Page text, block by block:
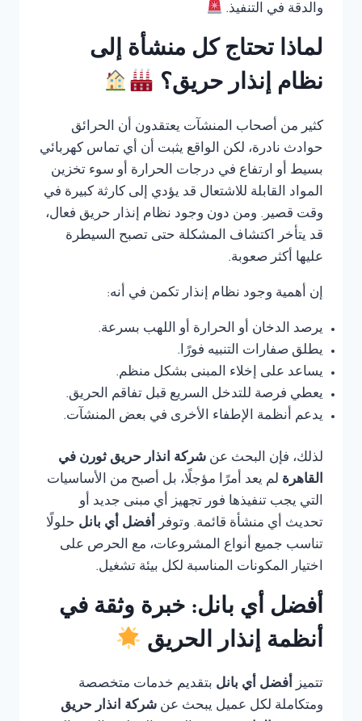
والدقة في التنفيذ.
لماذا تحتاج كل منشأة إلى
نظام إنذار حريق؟
كثير من أصحاب المنشآت يعتقدون أن الحرائق
حوادث نادرة، لكن الواقع يثبت أن أي تماس كهربائي
بسيط أو ارتفاع في درجات الحرارة أو سوء تخزين
المواد القابلة للاشتعال قد يؤدي إلى كارثة كبيرة في
وقت قصير. ومن دون وجود نظام إنذار حريق فعال،
قد يتأخر اكتشاف المشكلة حتى تصبح السيطرة
عليها أكثر صعوبة.
إن أهمية وجود نظام إنذار تكمن في أنه:
يرصد الدخان أو الحرارة أو اللهب بسرعة.
يطلق صفارات التنبيه فورًا.
يساعد على إخلاء المبنى بشكل منظم.
يعطي فرصة للتدخل السريع قبل تفاقم الحريق.
يدعم أنظمة الإطفاء الأخرى في بعض المنشآت.
لذلك، فإن البحث عن شركة انذار حريق ثورن في
القاهرة لم يعد أمرًا مؤجلًا، بل أصبح من الأساسيات
التي يجب تنفيذها فور تجهيز أي مبنى جديد أو
تحديث أي منشأة قائمة. وتوفر أفضل أي بانل حلولًا
تناسب جميع أنواع المشروعات، مع الحرص على
اختيار المكونات المناسبة لكل بيئة تشغيل.
أفضل أي بانل: خبرة وثقة في
أنظمة إنذار الحريق
تتميز أفضل أي بانل بتقديم خدمات متخصصة
ومتكاملة لكل عميل يبحث عن شركة انذار حريق